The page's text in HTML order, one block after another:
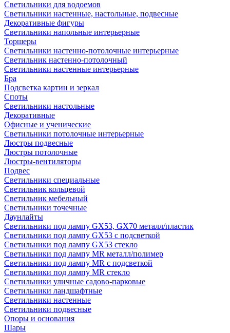
Светильники для водоемов
Светильники настенные, настольные, подвесные
Декоративные фигуры
Светильники напольные интерьерные
Торшеры
Светильники настенно-потолочные интерьерные
Светильник настенно-потолочный
Светильники настенные интерьерные
Бра
Подсветка картин и зеркал
Споты
Светильники настольные
Декоративные
Офисные и ученические
Светильники потолочные интерьерные
Люстры подвесные
Люстры потолочные
Люстры-вентиляторы
Подвес
Светильники специальные
Светильник кольцевой
Светильник мебельный
Светильники точечные
Даунлайты
Светильники под лампу GX53, GX70 металл/пластик
Светильники под лампу GX53 с подсветкой
Светильники под лампу GX53 стекло
Светильники под лампу MR металл/полимер
Светильники под лампу MR с подсветкой
Светильники под лампу MR стекло
Светильники уличные садово-парковые
Светильники ландшафтные
Светильники настенные
Светильники подвесные
Опоры и основания
Шары